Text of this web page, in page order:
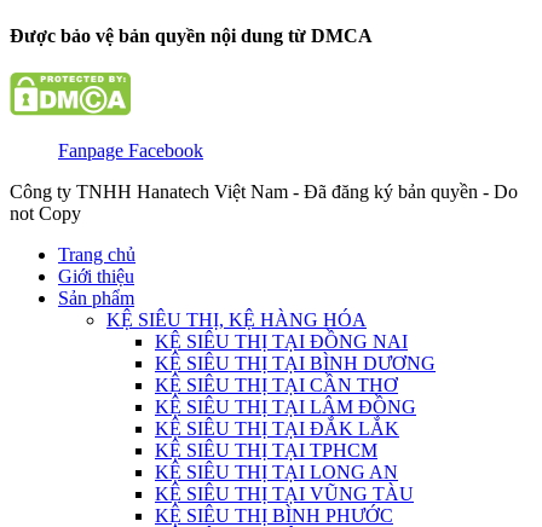
Được bảo vệ bản quyền nội dung từ DMCA
Fanpage Facebook
Công ty TNHH Hanatech Việt Nam - Đã đăng ký bản quyền - Do
not Copy
Trang chủ
Giới thiệu
Sản phẩm
KỆ SIÊU THỊ, KỆ HÀNG HÓA
KỆ SIÊU THỊ TẠI ĐỒNG NAI
KỆ SIÊU THỊ TẠI BÌNH DƯƠNG
KỆ SIÊU THỊ TẠI CẦN THƠ
KỆ SIÊU THỊ TẠI LÂM ĐỒNG
KỆ SIÊU THỊ TẠI ĐẮK LẮK
KỆ SIÊU THỊ TẠI TPHCM
KỆ SIÊU THỊ TẠI LONG AN
KỆ SIÊU THỊ TẠI VŨNG TÀU
KỆ SIÊU THỊ BÌNH PHƯỚC